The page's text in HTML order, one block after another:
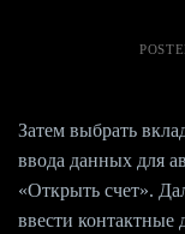
Затем выбрать
ввода данных для
«Открыть счет».
ввести контактные